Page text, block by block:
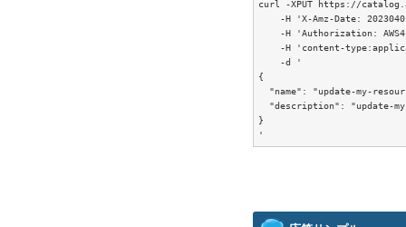
curl -XPUT https://
-H 'X-Amz-Date:
-H 'Authorization:
-H 'content-
    -d '
{
"name": "update-my-
"description": "update-
}